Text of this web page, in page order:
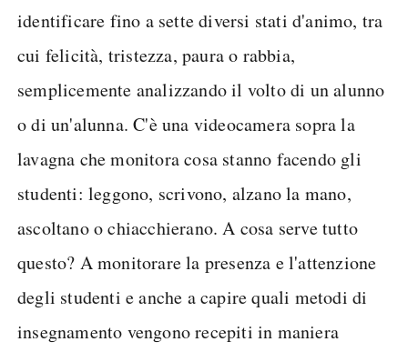
identificare fino a sette diversi stati d'animo, tra
cui felicità, tristezza, paura o rabbia,
semplicemente analizzando il volto di un alunno
o di un'alunna. C'è una videocamera sopra la
lavagna che monitora cosa stanno facendo gli
studenti: leggono, scrivono, alzano la mano,
ascoltano o chiacchierano. A cosa serve tutto
questo? A monitorare la presenza e l'attenzione
degli studenti e anche a capire quali metodi di
insegnamento vengono recepiti in maniera